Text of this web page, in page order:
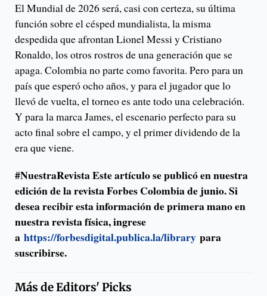
El Mundial de 2026 será, casi con certeza, su última
función sobre el césped mundialista, la misma
despedida que afrontan Lionel Messi y Cristiano
Ronaldo, los otros rostros de una generación que se
apaga. Colombia no parte como favorita. Pero para un
país que esperó ocho años, y para el jugador que lo
llevó de vuelta, el torneo es ante todo una celebración.
Y para la marca James, el escenario perfecto para su
acto final sobre el campo, y el primer dividendo de la
era que viene.
#NuestraRevista Este artículo se publicó en nuestra
edición de la revista Forbes Colombia de junio. Si
desea recibir esta información de primera mano en
nuestra revista física, ingrese
a https://forbesdigital.publica.la/library para
suscribirse.
Más deEditors' Picks